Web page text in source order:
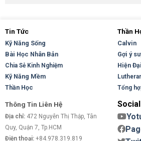
Tin Tức
Kỹ Năng Sống
Bài Học Nhân Bản
Chia Sẻ Kinh Nghiệm
Kỹ Năng Mềm
Thần Học
Thần
Calvin
Gợi ý
Hiện Đại
Tổng
Thông Tin Liên Hệ
Địa chỉ: 472 Nguyễn Thị Thập, Tân
Quy, Quận 7, Tp.HCM
Điện thoại: +84.978.319.819